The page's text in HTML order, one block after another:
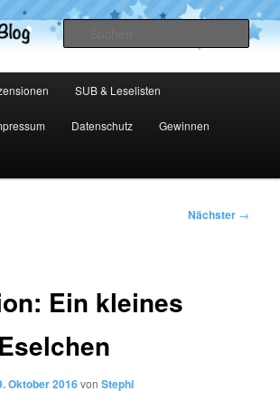
Blog
SUB & Leselisten
Datenschutz Gewinnen
Nächster →
Ein kleines
Oktober 2016vonStephi